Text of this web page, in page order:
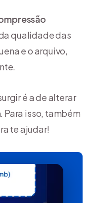
qualidade das
e o arquivo,
é a de alterar
Para isso, também
te ajudar!